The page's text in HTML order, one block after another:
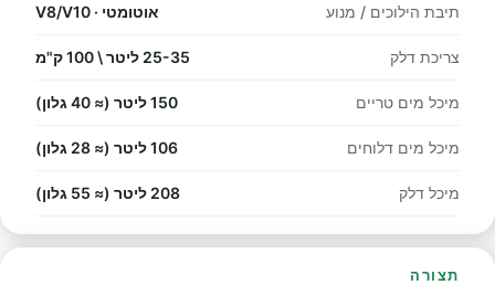
תיבת הילוכים / מנוע אוטומטי · V8/V10
צריכת דלק 25-35 ליטר \ 100 ק"מ
מיכל מים טריים 150 ליטר (≈ 40 גלון)
מיכל מים דלוחים 106 ליטר (≈ 28 גלון)
מיכל דלק 208 ליטר (≈ 55 גלון)
תצורה